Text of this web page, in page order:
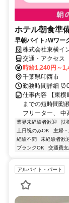
ホテル朝食準
早朝バイト♪Wワー
株式会社東横イ
交通・アクセス
時給1,240円～
千葉県印西市
勤務時間詳細
仕事内容 【東
までの短時間勤
フリーター、
業界未経験者歓迎 扶
土日祝のみOK
主婦
経験不問
未経験者歓
ブランクOK
交通費
アルバイト・パート